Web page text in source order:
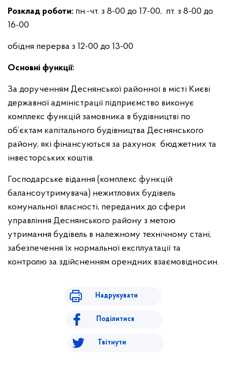
Розклад роботи: пн.-чт. з 8-00 до 17-00, пт. з 8-00 до
16-00
обідня перерва з 12-00 до 13-00
Основні функції:
За дорученням Деснянської районної в місті Києві
державної адміністрації підприємство виконує
комплекс функцій замовника в будівництві по
об’єктам капітального будівництва Деснянського
району, які фінансуються за рахунок бюджетних та
інвесторських коштів.
Господарське відання (комплекс функцій
балансоутримувача) нежитлових будівель
комунальної власності, переданих до сфери
управління Деснянського району з метою
утримання будівель в належному технічному стані,
забезпечення їх нормальної експлуатації та
контролю за здійсненням орендних взаємовідносин.
Надрукувати
Поділитися
Твітнути